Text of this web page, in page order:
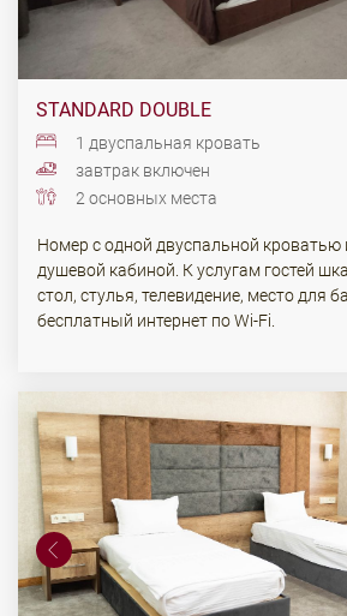
STANDARD DOUBLE
1 двуспальная кровать
завтрак включен
2 основных места
Номер с одной двуспальной кроватью
душевой кабиной. К услугам гостей
стол, стулья, телевидение, место для
бесплатный интернет по Wi-Fi.